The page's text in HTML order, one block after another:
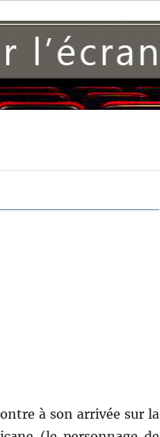
à son arrivée sur la